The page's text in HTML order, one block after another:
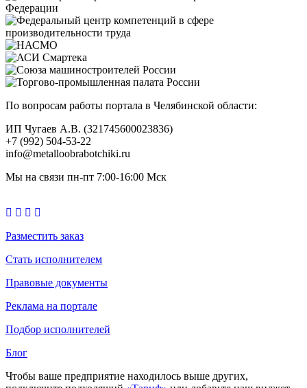
По вопросам работы портала в Челябинской области:
ИП Чугаев А.В. (321745600023836)
+7 (992) 504-53-22
info@metalloobrabotchiki.ru
Мы на связи пн-пт 7:00-16:00 Мск
Разместить заказ
Стать исполнителем
Правовые документы
Реклама на портале
Подбор исполнителей
Блог
Чтобы ваше предприятие находилось выше других,